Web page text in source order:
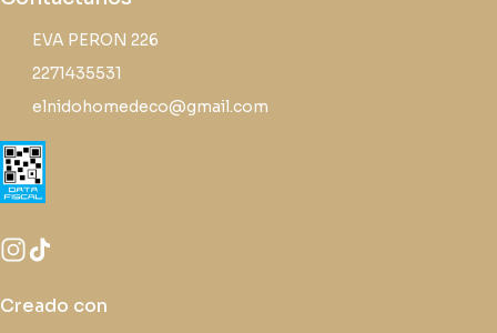
EVA PERON 226
2271435531
elnidohomedeco@gmail.com
Creado con